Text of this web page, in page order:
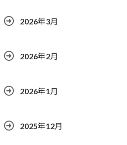
2026年3月
2026年2月
2026年1月
2025年12月